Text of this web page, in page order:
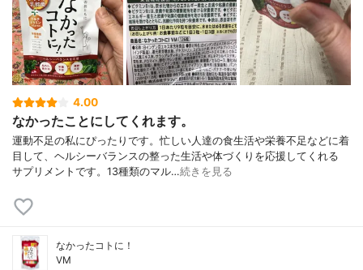
4.00
なかったことにしてくれます。
運動不足の私にぴったりです。忙しい人達の食生活や栄養不足などに着
目して、ヘルシーバランスの整った生活や体づくりを応援してくれる
サプリメントです。13種類のマル…続きを見る
なかったコトに！
VM